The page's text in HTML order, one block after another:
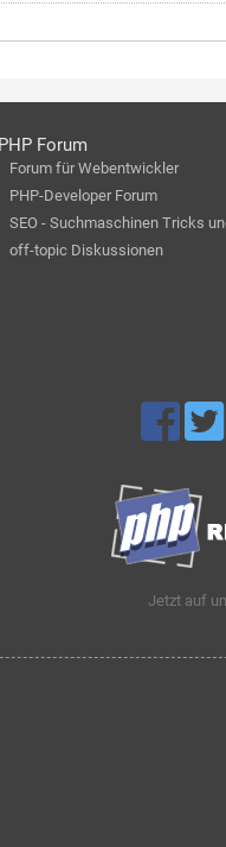
Forum
Forum für Webentwickler
PHP-Developer Forum
SEO - Suchmaschinen Tricks
off-topic Diskussionen
Jetzt auf